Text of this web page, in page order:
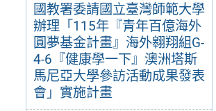
國教署委請國立臺灣師範大學
辦理「115年『青年百億海外
圓夢基金計畫』海外翱翔組G-
4-6『健康學一下』澳洲塔斯
馬尼亞大學參訪活動成果發表
會」實施計畫